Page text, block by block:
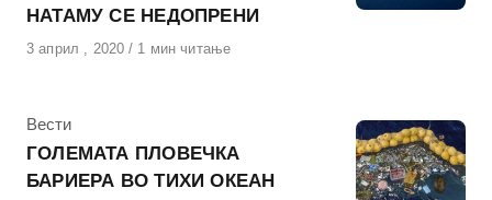
НАТАМУ СЕ НЕДОПРЕНИ
Објавено
3 април , 2020 1 мин читање
КАтегорија
Вести
ГОЛЕМАТА ПЛОВЕЧКА
БАРИЕРА ВО ТИХИ ОКЕАН